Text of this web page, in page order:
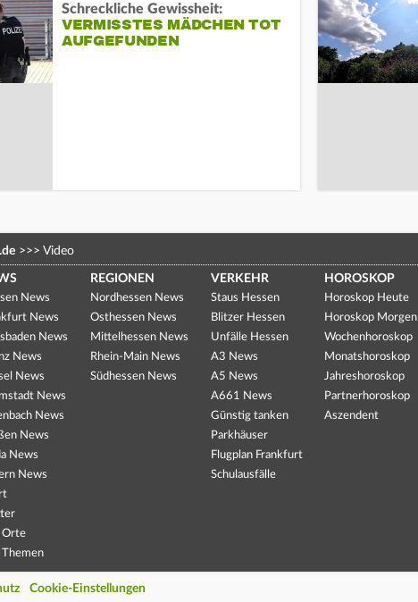
Schreckliche Gewissheit:
VERMISSTES MÄDCHEN TOT
AUFGEFUNDEN
>>> Video
News
News
News
News
News
News
News
News
News
News
Orte
REGIONEN
Nordhessen News
Osthessen News
Mittelhessen News
Rhein-Main News
Südhessen News
VERKEHR
Staus Hessen
Blitzer Hessen
Unfälle Hessen
A3 News
A5 News
A661 News
Günstig tanken
Parkhäuser
Flugplan Frankfurt
Schulausfälle
HOROSKOP
Horoskop Heute
Horoskop Morgen
Wochenhoroskop
Monatshoroskop
Jahreshoroskop
Partnerhoroskop
Aszendent
Cookie-Einstellungen